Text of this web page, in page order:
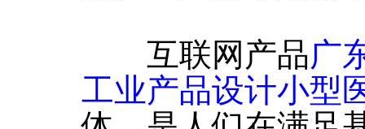
互联网产品广
工业产品设计小型